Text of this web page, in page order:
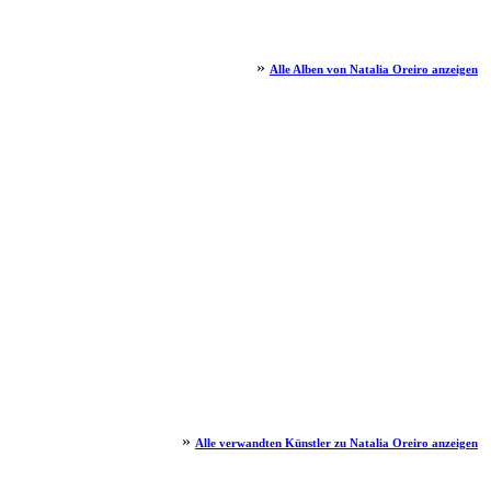
» Alle Alben von Natalia Oreiro anzeigen
» Alle verwandten Künstler zu Natalia Oreiro anzeigen